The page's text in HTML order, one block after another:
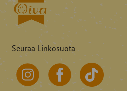
Seuraa Linkosuota